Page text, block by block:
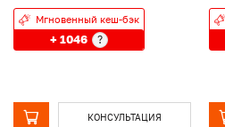
Мгновенный кеш-бэк
+ 1046 ?
КОНСУЛЬТАЦИЯ